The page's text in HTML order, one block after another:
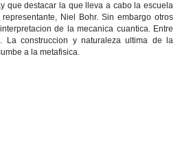
que destacar la que lleva a cabo la escuela
Niel Bohr. Sin embargo otros
de la mecanica cuantica. Entre
La construccion y naturaleza ultima de la
a la metafisica.